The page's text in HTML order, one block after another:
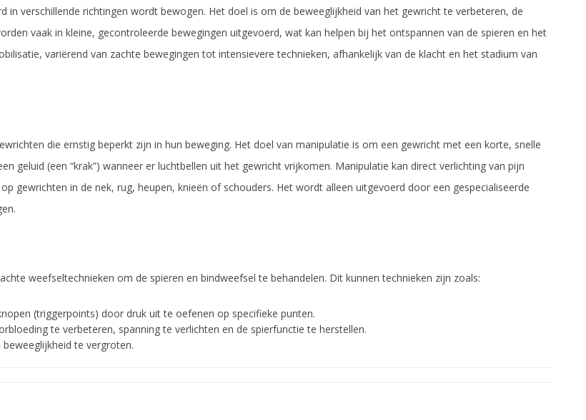
verschillende richtingen wordt bewogen. Het doel is om de beweeglijkheid van het gewricht te verbeteren, de
vaak in kleine, gecontroleerde bewegingen uitgevoerd, wat kan helpen bij het ontspannen van de spieren en het
variërend van zachte bewegingen tot intensievere technieken, afhankelijk van de klacht en het stadium van
die ernstig beperkt zijn in hun beweging. Het doel van manipulatie is om een gewricht met een korte, snelle
geluid (een “krak”) wanneer er luchtbellen uit het gewricht vrijkomen. Manipulatie kan direct verlichting van pijn
gewrichten in de nek, rug, heupen, knieën of schouders. Het wordt alleen uitgevoerd door een gespecialiseerde
weefseltechnieken om de spieren en bindweefsel te behandelen. Dit kunnen technieken zijn zoals:
(triggerpoints) door druk uit te oefenen op specifieke punten.
te verbeteren, spanning te verlichten en de spierfunctie te herstellen.
te vergroten.